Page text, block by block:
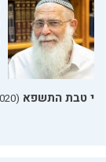
י טבת התשפא (25.12.2020)